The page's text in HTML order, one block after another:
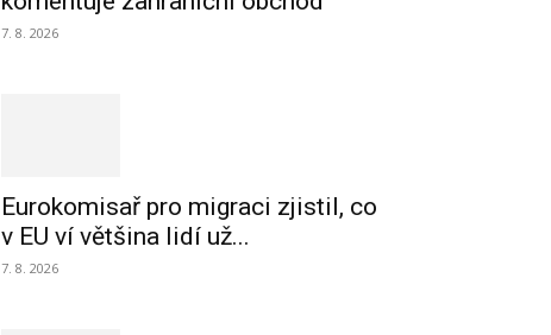
7. 8. 2026
Eurokomisař pro migraci zjistil, co
v EU ví většina lidí už...
7. 8. 2026